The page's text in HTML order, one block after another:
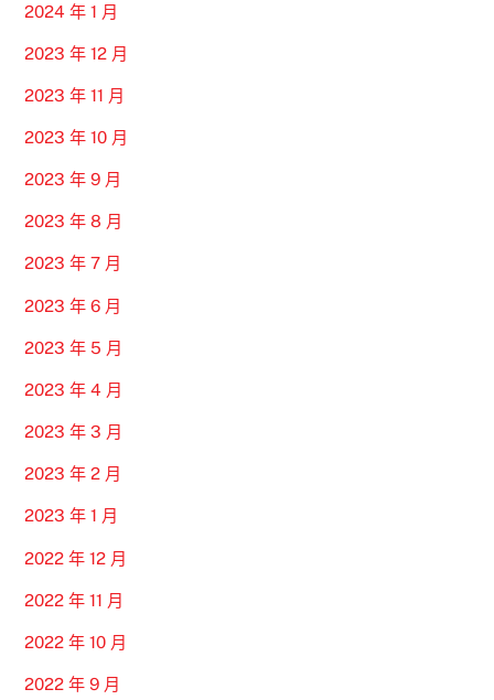
2024 年 1 月
2023 年 12 月
2023 年 11 月
2023 年 10 月
2023 年 9 月
2023 年 8 月
2023 年 7 月
2023 年 6 月
2023 年 5 月
2023 年 4 月
2023 年 3 月
2023 年 2 月
2023 年 1 月
2022 年 12 月
2022 年 11 月
2022 年 10 月
2022 年 9 月